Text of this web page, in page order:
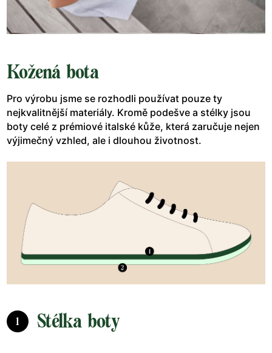
Kožená bota
Pro výrobu jsme se rozhodli používat pouze ty
nejkvalitnější materiály. Kromě podešve a stélky jsou
boty celé z prémiové italské kůže, která zaručuje nejen
výjimečný vzhled, ale i dlouhou životnost.
1 Stélka boty